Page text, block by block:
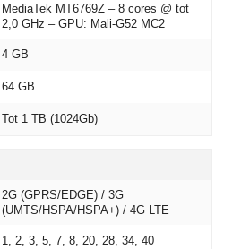
MediaTek MT6769Z – 8 cores @ tot
2,0 GHz – GPU: Mali‑G52 MC2
4 GB
64 GB
Tot 1 TB (1024Gb)
2G (GPRS/EDGE) / 3G
(UMTS/HSPA/HSPA+) / 4G LTE
1, 2, 3, 5, 7, 8, 20, 28, 34, 40